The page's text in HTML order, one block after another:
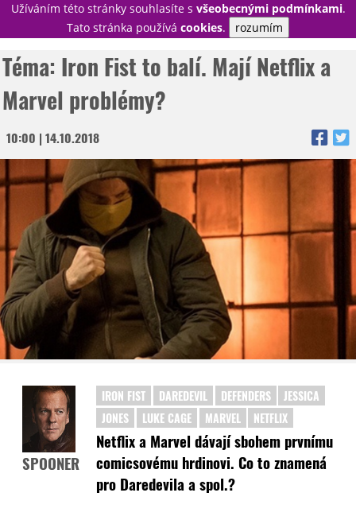
Užíváním této stránky souhlasíte s všeobecnými podmínkami.
Tato stránka používá cookies. rozumím
PŘIHLÁSIT
NOVINKY
TÉMATA
RECENZE
EPIZODY
KULT
TRAILERY
GALERIE
DISKUZE
STATISTIKY
TIRÁŽ
Téma: Iron Fist to balí. Mají Netflix a
Marvel problémy?
10:00 | 14.10.2018
SPOONER
IRON FIST DAREDEVIL DEFENDERS
JESSICA
JONES
LUKE CAGE MARVEL NETFLIX
Netflix a Marvel dávají sbohem prvnímu
comicsovému hrdinovi. Co to znamená
pro Daredevila a spol.?